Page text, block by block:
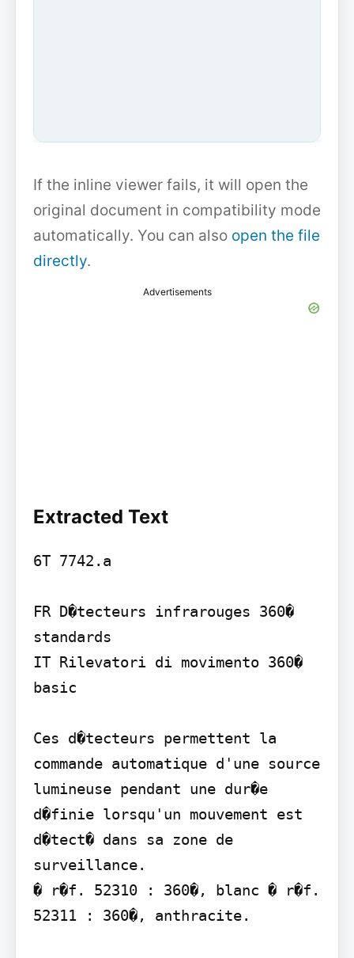
If the inline viewer fails, it will open the
original document in compatibility mode
automatically. You can also open the file
directly.
Advertisements
Extracted Text
6T 7742.a
FR D�tecteurs infrarouges 360�
standards
IT Rilevatori di movimento 360�
basic
Ces d�tecteurs permettent la
commande automatique d'une source
lumineuse pendant une dur�e
d�finie lorsqu'un mouvement est
d�tect� dans sa zone de
surveillance.
� r�f. 52310 : 360�, blanc � r�f.
52311 : 360�, anthracite.